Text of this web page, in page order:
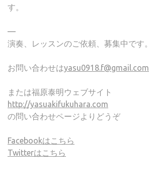
す。
—
演奏、レッスンのご依頼、募集中です。
お問い合わせはyasu0918.f@gmail.com
または福原泰明ウェブサイト
http://yasuakifukuhara.com
の問い合わせページよりどうぞ
Facebookはこちら
Twitterはこちら